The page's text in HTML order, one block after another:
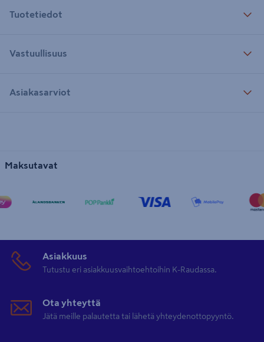
Tuotetiedot
Vastuullisuus
Asiakasarviot
Maksutavat
Asiakkuus
Tutustu eri asiakkuusvaihtoehtoihin K-Raudassa.
Ota yhteyttä
Jätä meille palautetta tai lähetä yhteydenottopyyntö.